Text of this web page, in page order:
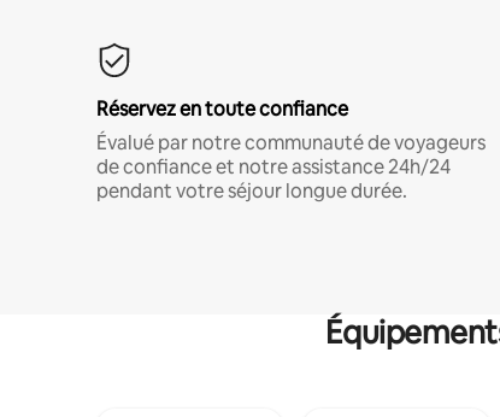
Réservez en toute confiance
Évalué par notre communauté de voyageurs
de confiance et notre assistance 24h/24
pendant votre séjour longue durée.